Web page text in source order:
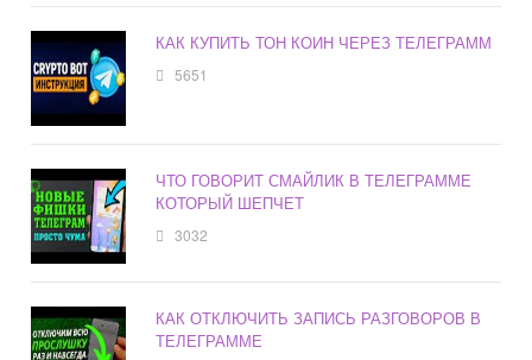
КАК КУПИТЬ ТОН КОИН ЧЕРЕЗ ТЕЛЕГРАММ
5651
ЧТО ГОВОРИТ СМАЙЛИК В ТЕЛЕГРАММЕ
КОТОРЫЙ ШЕПЧЕТ
3032
КАК ОТКЛЮЧИТЬ ЗАПИСЬ РАЗГОВОРОВ В
ТЕЛЕГРАММЕ